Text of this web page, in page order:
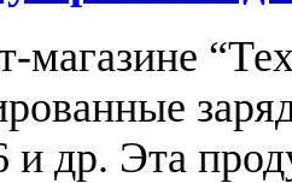
магазине
и др. Эта